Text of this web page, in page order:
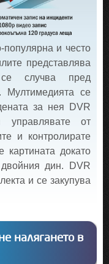
популярна и често
представлява
случва пред
Мултимедията се
за нея DVR
от
и контролирате
картината докато
дин. DVR
и се закупува
налягането в